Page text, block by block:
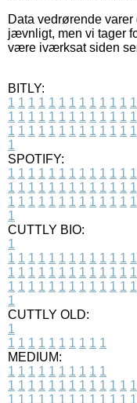
Data vedrørende
jævnligt, men vi tager
være iværksat siden
BITLY:
1 1 1 1 1 1 1 1 1 1 1 1 1
1 1 1 1 1 1 1 1 1 1 1 1 1
1 1 1 1 1 1 1 1 1 1 1 1 1
1
SPOTIFY:
1 1 1 1 1 1 1 1 1 1 1 1 1
1 1 1 1 1 1 1 1 1 1 1 1 1
1 1 1 1 1 1 1 1 1 1 1 1 1
1
CUTTLY BIO:
1
1 1 1 1 1 1 1 1 1 1 1 1 1
1 1 1 1 1 1 1 1 1 1 1 1 1
1 1 1 1 1 1 1 1 1 1 1 1 1
1
CUTTLY OLD:
1
1 1 1 1 1 1 1 1 1 1
MEDIUM:
1 1 1 1 1 1 1 1 1 1
1 1 1 1 1 1 1 1 1 1 1 1 1
1 1 1 1 1 1 1 1 1 1 1 1 1